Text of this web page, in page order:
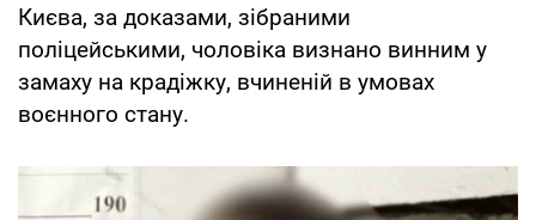
Києва, за доказами, зібраними
поліцейськими, чоловіка визнано винним у
замаху на крадіжку, вчиненій в умовах
воєнного стану.